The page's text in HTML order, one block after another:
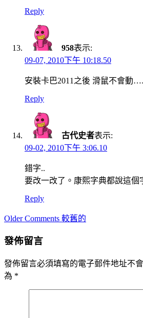
Reply
958表示:
09-07, 2010下午 10:18.50
安裝卡巴2011之後 滑鼠不會動
Reply
古代史者表示:
09-02, 2010下午 3:06.10
錯字..
要改一改了。康熙字典都說這個
Reply
Comment
Older Comments 較舊的
發佈留言
發佈留言必須填寫的電子郵件地址不
為 *